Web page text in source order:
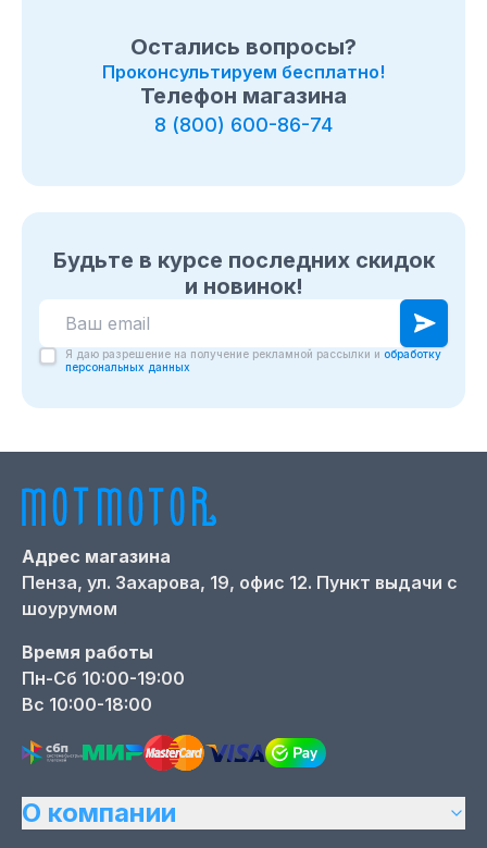
Остались вопросы?
Проконсультируем бесплатно!
Телефон магазина
8 (800) 600-86-74
Будьте в курсе последних скидок
и новинок!
Я даю разрешение на получение рекламной рассылки и обработку
персональных данных
Адрес магазина
Пенза, ул. Захарова, 19, офис 12. Пункт выдачи с
шоурумом
Время работы
Пн-Сб 10:00-19:00
Вс 10:00-18:00
О компании